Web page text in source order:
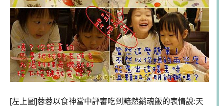
[左上圖]蓉蓉以食神當中評審吃到黯然銷魂飯的表情說:天